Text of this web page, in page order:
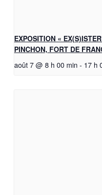
EXPOSITION «
PINCHON, FORT DE
août 7 @ 8 h 00 min - 17 h